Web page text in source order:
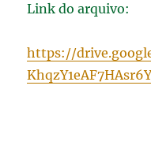
Link do arquivo:
https://